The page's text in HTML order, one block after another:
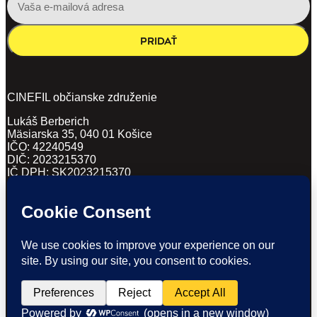
PRIDAŤ
CINEFIL občianske združenie
Lukáš Berberich
Mäsiarska 35, 040 01 Košice
IČO: 42240549
DIČ: 2023215370
IČ DPH: SK2023215370
(PDF, 62KB)
(DOCX, 169KB)
POVINNÉ ZVEREJŇOVANIE
Ticketing and website by EventHub.fm